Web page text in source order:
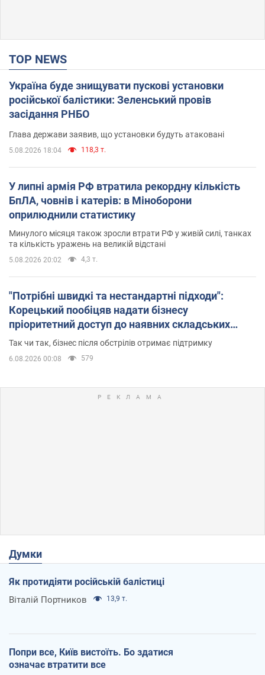
TOP NEWS
Україна буде знищувати пускові установки
російської балістики: Зеленський провів
засідання РНБО
Глава держави заявив, що установки будуть атаковані
5.08.2026 18:04 118,3 т.
У липні армія РФ втратила рекордну кількість
БпЛА, човнів і катерів: в Міноборони
оприлюднили статистику
Минулого місяця також зросли втрати РФ у живій силі, танках
та кількість уражень на великій відстані
5.08.2026 20:02 4,3 т.
"Потрібні швидкі та нестандартні підходи":
Корецький пообіцяв надати бізнесу
пріоритетний доступ до наявних складських
приміщень
Так чи так, бізнес після обстрілів отримає підтримку
6.08.2026 00:08 579
Думки
Як протидіяти російській балістиці
Віталій Портников 13,9 т.
Попри все, Київ вистоїть. Бо здатися
означає втратити все